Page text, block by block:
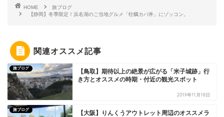
HOME
旅ブログ
【静岡】冬季限定！浜名湖のご当地グルメ「牡蠣カバ丼」にゾッコン。
関連オススメ記事
旅ブログ
【鳥取】期待以上の絶景が広がる「米子城跡」行
き方とオススメの時期・付近の観光スポット
2019年11月18日
旅ブログ
【大阪】りんくうアウトレット周辺のオススメラ